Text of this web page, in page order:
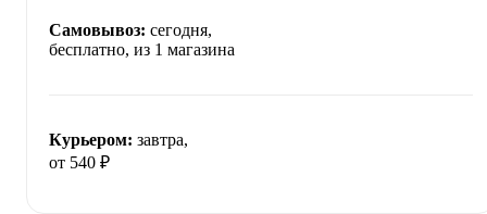
Самовывоз: сегодня,
бесплатно, из 1 магазина
Курьером: завтра,
от 540 ₽